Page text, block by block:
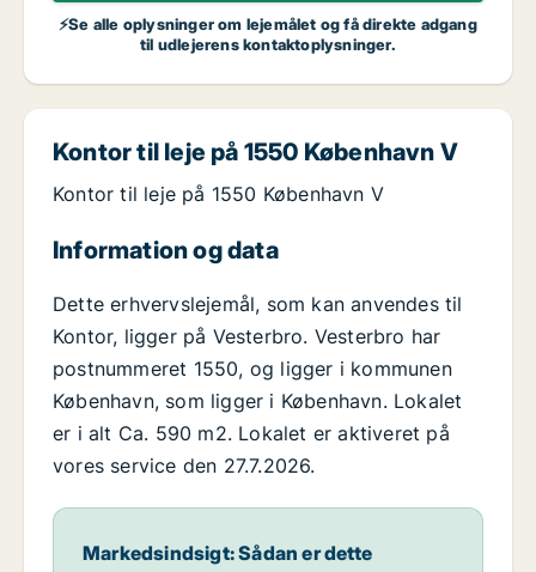
⚡Se alle oplysninger om lejemålet og få direkte adgang
til udlejerens kontaktoplysninger.
Kontor til leje på 1550 København V
Kontor til leje på 1550 København V
Information og data
Dette erhvervslejemål, som kan anvendes til
Kontor, ligger på Vesterbro. Vesterbro har
postnummeret 1550, og ligger i kommunen
København, som ligger i København. Lokalet
er i alt Ca. 590 m2. Lokalet er aktiveret på
vores service den 27.7.2026.
Markedsindsigt: Sådan er dette